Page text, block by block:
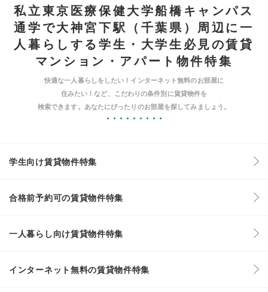
私立東京医療保健大学船橋キャンパス
通学で大神宮下駅（千葉県）周辺に一
人暮らしする学生・大学生必見の賃貸
マンション・アパート物件特集
快適な一人暮らしをしたい！インターネット無料のお部屋に
住みたい！など、こだわりの条件別に賃貸物件を
検索できます。あなたにぴったりのお部屋を探してみましょう。
学生向け賃貸物件特集
合格前予約可の賃貸物件特集
一人暮らし向け賃貸物件特集
インターネット無料の賃貸物件特集